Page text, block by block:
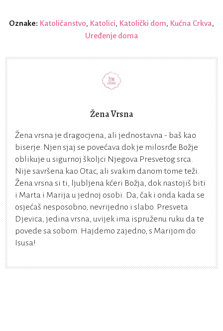
Oznake: Katoličanstvo, Katolici, Katolički dom, Kućna Crkva,
Uređenje doma
Žena Vrsna
Žena vrsna je dragocjena, ali jednostavna - baš kao
biserje. Njen sjaj se povećava dok je milosrđe Božje
oblikuje u sigurnoj školjci Njegova Presvetog srca.
Nije savršena kao Otac, ali svakim danom tome teži.
Žena vrsna si ti, ljubljena kćeri Božja, dok nastojiš biti
i Marta i Marija u jednoj osobi. Da, čak i onda kada se
osjećaš nesposobno, nevrijedno i slabo. Presveta
Djevica, jedina vrsna, uvijek ima ispruženu ruku da te
povede sa sobom. Hajdemo zajedno, s Marijom do
Isusa!